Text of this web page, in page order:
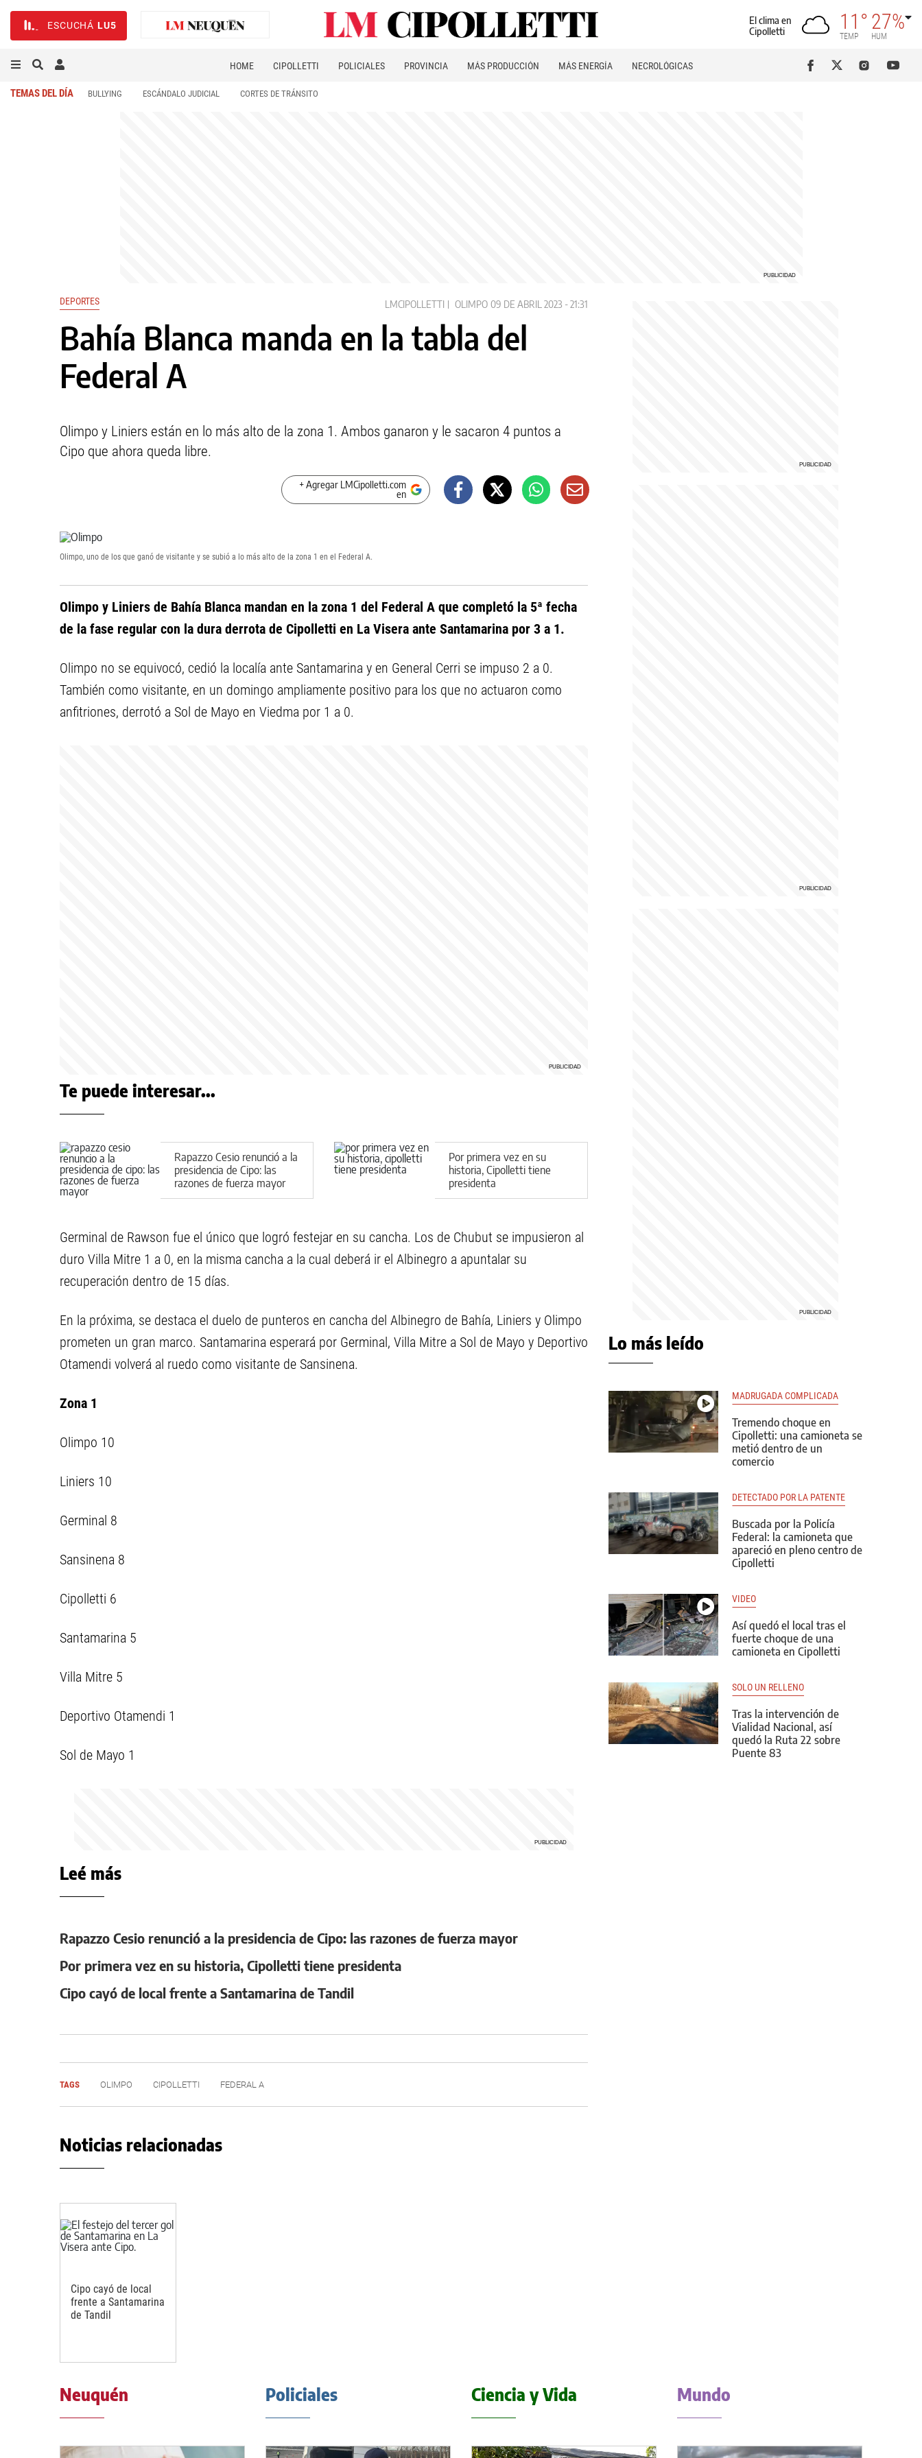
ESCUCHÁ LU5
El clima en
Cipolletti
11°
TEMP
27%
HUM
HOME CIPOLLETTI POLICIALES PROVINCIA MÁS PRODUCCIÓN MÁS ENERGÍA NECROLÓGICAS
TEMAS DEL DÍA BULLYING ESCÁNDALO JUDICIAL CORTES DE TRÁNSITO
DEPORTES LMCIPOLLETTI OLIMPO 09 DE ABRIL 2023 - 21:31
Bahía Blanca manda en la tabla del
Federal A
Olimpo y Liniers están en lo más alto de la zona 1. Ambos ganaron y le sacaron 4 puntos a
Cipo que ahora queda libre.
+ Agregar LMCipolletti.com
en
Olimpo, uno de los que ganó de visitante y se subió a lo más alto de la zona 1 en el Federal A.
Olimpo y Liniers de Bahía Blanca mandan en la zona 1 del Federal A que completó la 5ª fecha
de la fase regular con la dura derrota de Cipolletti en La Visera ante Santamarina por 3 a 1.
Olimpo no se equivocó, cedió la localía ante Santamarina y en General Cerri se impuso 2 a 0.
También como visitante, en un domingo ampliamente positivo para los que no actuaron como
anfitriones, derrotó a Sol de Mayo en Viedma por 1 a 0.
Te puede interesar...
Rapazzo Cesio renunció a la
presidencia de Cipo: las
razones de fuerza mayor
Por primera vez en su
historia, Cipolletti tiene
presidenta
Germinal de Rawson fue el único que logró festejar en su cancha. Los de Chubut se impusieron al
duro Villa Mitre 1 a 0, en la misma cancha a la cual deberá ir el Albinegro a apuntalar su
recuperación dentro de 15 días.
En la próxima, se destaca el duelo de punteros en cancha del Albinegro de Bahía, Liniers y Olimpo
prometen un gran marco. Santamarina esperará por Germinal, Villa Mitre a Sol de Mayo y Deportivo
Otamendi volverá al ruedo como visitante de Sansinena.
Zona 1
Olimpo 10
Liniers 10
Germinal 8
Sansinena 8
Cipolletti 6
Santamarina 5
Villa Mitre 5
Deportivo Otamendi 1
Sol de Mayo 1
Leé más
Rapazzo Cesio renunció a la presidencia de Cipo: las razones de fuerza mayor
Por primera vez en su historia, Cipolletti tiene presidenta
Cipo cayó de local frente a Santamarina de Tandil
TAGS OLIMPO CIPOLLETTI FEDERAL A
Noticias relacionadas
Cipo cayó de local
frente a Santamarina
de Tandil
Lo más leído
MADRUGADA COMPLICADA
Tremendo choque en
Cipolletti: una camioneta se
metió dentro de un
comercio
DETECTADO POR LA PATENTE
Buscada por la Policía
Federal: la camioneta que
apareció en pleno centro de
Cipolletti
VIDEO
Así quedó el local tras el
fuerte choque de una
camioneta en Cipolletti
SOLO UN RELLENO
Tras la intervención de
Vialidad Nacional, así
quedó la Ruta 22 sobre
Puente 83
Neuquén Policiales Ciencia y Vida Mundo